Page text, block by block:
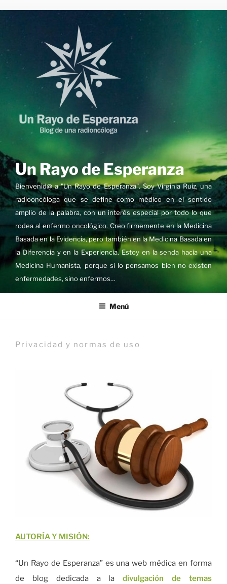
Un Rayo de Esperanza
Bienvenid@ a "Un Rayo de Esperanza". Soy Virginia Ruiz, una
radiooncóloga que se define como médico en el sentido
amplio de la palabra, con un interés especial por todo lo que
rodea al enfermo oncológico. Creo firmemente en la Medicina
Basada en la Evidencia, pero también en la Medicina Basada en
la Diferencia y en la Experiencia. Estoy en la senda hacia una
Medicina Humanista, porque si lo pensamos bien no existen
enfermedades, sino enfermos…
Menú
Privacidad y normas de uso
AUTORÍA Y MISIÓN:
“Un Rayo de Esperanza” es una web médica en forma
de blog dedicada a ladivulgación de temas